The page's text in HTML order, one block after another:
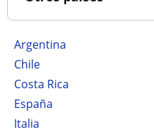
Argentina
Chile
Costa Rica
España
Italia